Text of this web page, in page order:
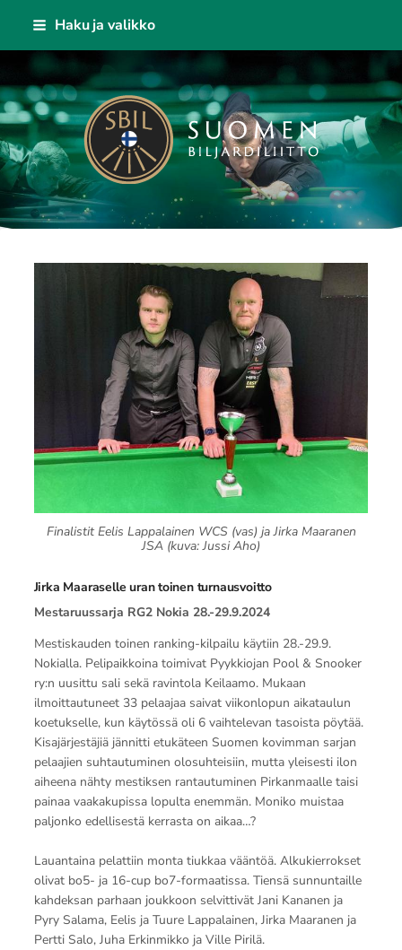
Siirry
sisältöön
Haku ja valikko
Suomen Biljardiliitto ry
Finalistit Eelis Lappalainen WCS (vas) ja Jirka Maaranen
JSA (kuva: Jussi Aho)
Jirka Maaraselle uran toinen turnausvoitto
Mestaruussarja RG2 Nokia 28.-29.9.2024
Mestiskauden toinen ranking-kilpailu käytiin 28.-29.9.
Nokialla. Pelipaikkoina toimivat Pyykkiojan Pool & Snooker
ry:n uusittu sali sekä ravintola Keilaamo. Mukaan
ilmoittautuneet 33 pelaajaa saivat viikonlopun aikataulun
koetukselle, kun käytössä oli 6 vaihtelevan tasoista pöytää.
Kisajärjestäjiä jännitti etukäteen Suomen kovimman sarjan
pelaajien suhtautuminen olosuhteisiin, mutta yleisesti ilon
aiheena nähty mestiksen rantautuminen Pirkanmaalle taisi
painaa vaakakupissa lopulta enemmän. Moniko muistaa
paljonko edellisestä kerrasta on aikaa…?
Lauantaina pelattiin monta tiukkaa vääntöä. Alkukierrokset
olivat bo5- ja 16-cup bo7-formaatissa. Tiensä sunnuntaille
kahdeksan parhaan joukkoon selvittivät Jani Kananen ja
Pyry Salama, Eelis ja Tuure Lappalainen, Jirka Maaranen ja
Pertti Salo, Juha Erkinmikko ja Ville Pirilä.